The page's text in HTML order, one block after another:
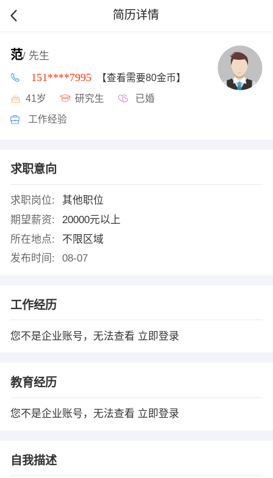
简历详情
范/ 先生
151****7995 【查看需要80金币】
41岁 研究生 已婚
工作经验
求职意向
求职岗位:
其他职位
期望薪资:
20000元以上
所在地点:
不限区域
发布时间:
08-07
工作经历
您不是企业账号，无法查看 立即登录
教育经历
您不是企业账号，无法查看 立即登录
自我描述